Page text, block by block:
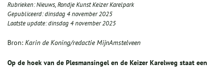
Rubrieken:Nieuws,Rondje Kunst Keizer Karelpark
Gepubliceerd:dinsdag 4 november 2025
Laatste update:dinsdag 4 november 2025
Bron: Karin de Koning/redactie MijnAmstelveen
Op de hoek van de Plesmansingel en de Keizer Karelweg staat een